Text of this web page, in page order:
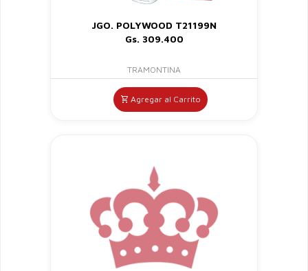
JGO. POLYWOOD T21199N
Gs. 309.400
TRAMONTINA
Agregar al Carrito